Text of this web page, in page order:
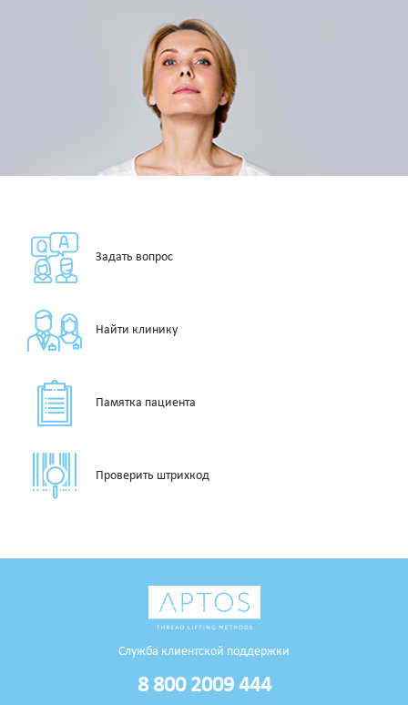
Задать вопрос
Найти клинику
Памятка пациента
Проверить штрихкод
Служба клиентской поддержки
8 800 2009 444